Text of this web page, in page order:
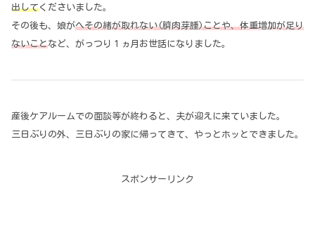
出してくださいました。
その後も、娘がへその緒が取れない(臍肉芽腫)ことや、体重増加が足り
ないことなど、がっつり１ヵ月お世話になりました。
産後ケアルームでの面談等が終わると、夫が迎えに来ていました。
三日ぶりの外、三日ぶりの家に帰ってきて、やっとホッとできました。
スポンサーリンク